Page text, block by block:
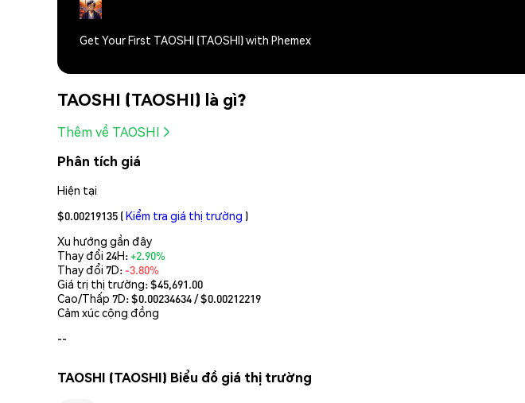
Get Your First TAOSHI (TAOSHI) with Phemex
TAOSHI (TAOSHI) là gì?
Thêm về TAOSHI
Phân tích giá
Hiện tại
$0.00219135 (Kiểm tra giá thị trường )
Xu hướng gần đây
Thay đổi 24H:+2.90%
Thay đổi 7D: -3.80%
Giá trị thị trường:$45,691.00
Cao/Thấp 7D: $0.00234634/ $0.00212219
Cảm xúc cộng đồng
--
TAOSHI (TAOSHI) Biểu đồ giá thị trường